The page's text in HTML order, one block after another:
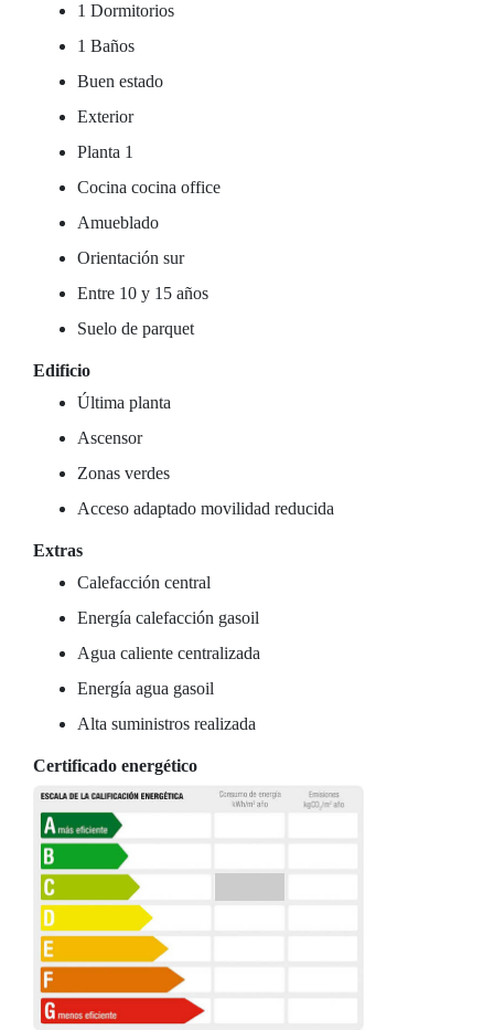
1 Dormitorios
1 Baños
Buen estado
Exterior
Planta 1
Cocina cocina office
Amueblado
Orientación sur
Entre 10 y 15 años
Suelo de parquet
Edificio
Última planta
Ascensor
Zonas verdes
Acceso adaptado movilidad reducida
Extras
Calefacción central
Energía calefacción gasoil
Agua caliente centralizada
Energía agua gasoil
Alta suministros realizada
Certificado energético